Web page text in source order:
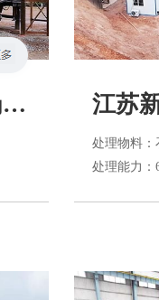
尼日利亚200吨花岗岩生产线
处理物料
处理能力